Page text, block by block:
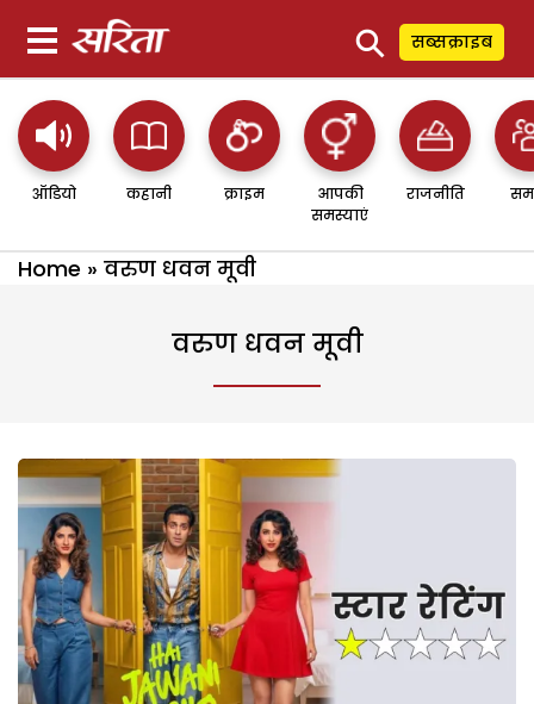
⚲ सब्सक्राइब
ऑडियो कहानी क्राइम
आपकी
समस्याएं
राजनीति
Home » वरुण धवन मूवी
वरुण धवन मूवी